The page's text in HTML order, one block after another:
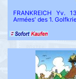
FRANKREICH Yv.
Armées' des 1.